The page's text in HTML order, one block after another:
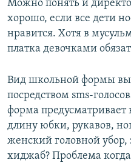
Можно понять и
хорошо, если все дети
нравится. Хотя в
платка девочками
Вид школьной формы
посредством sms-
форма
длину юбки, рукавов,
женский головной убор,
хиджаб? Проблема